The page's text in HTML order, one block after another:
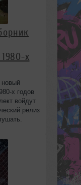
х
х годов
войдут
релиз